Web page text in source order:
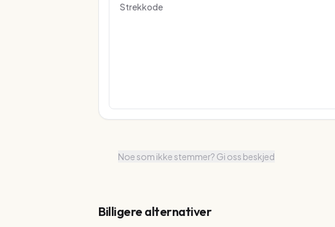
Strekkode
Noe som ikke stemmer? Gi oss beskjed
Billigere alternativer